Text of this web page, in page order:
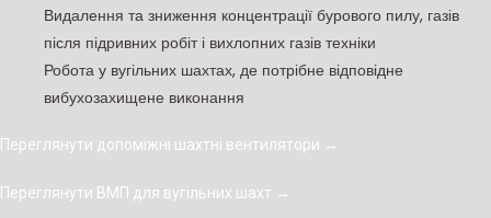
Видалення та зниження концентрації бурового пилу, газів
після підривних робіт і вихлопних газів техніки
Робота у вугільних шахтах, де потрібне відповідне
вибухозахищене виконання
Переглянути допоміжні шахтні вентилятори →
Переглянути ВМП для вугільних шахт →